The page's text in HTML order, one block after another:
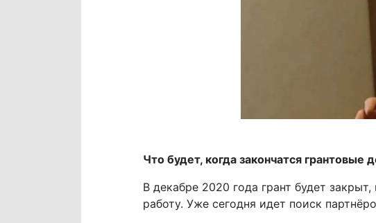
Что будет, когда закончатся грантовые
В декабре 2020 года грант будет
работу. Уже сегодня идет поиск